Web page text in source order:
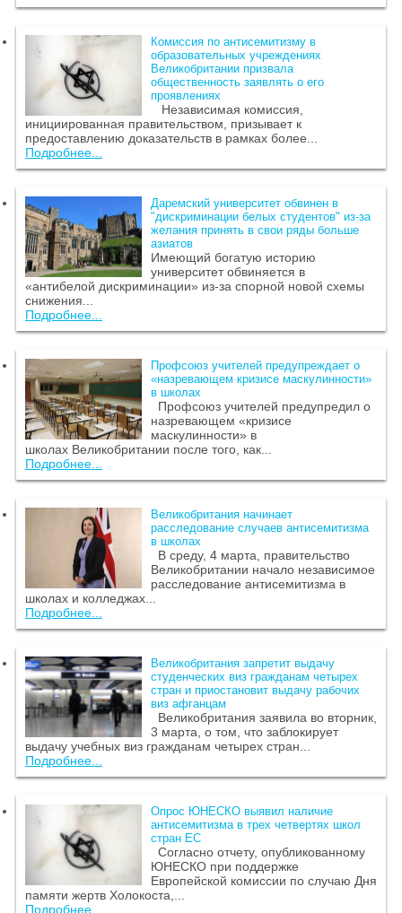
Комиссия по антисемитизму в
образовательных учреждениях
Великобритании призвала
общественность заявлять о его
проявлениях
Независимая комиссия,
инициированная правительством, призывает к
предоставлению доказательств в рамках более...
Подробнее...
Даремский университет обвинен в
"дискриминации белых студентов" из-за
желания принять в свои ряды больше
азиатов
Имеющий богатую историю
университет обвиняется в
«антибелой дискриминации» из-за спорной новой схемы
снижения...
Подробнее...
Профсоюз учителей предупреждает о
«назревающем кризисе маскулинности»
в школах
Профсоюз учителей предупредил о
назревающем «кризисе
маскулинности» в
школах Великобритании после того, как...
Подробнее...
Великобритания начинает
расследование случаев антисемитизма
в школах
В среду, 4 марта, правительство
Великобритании начало независимое
расследование антисемитизма в
школах и колледжах...
Подробнее...
Великобритания запретит выдачу
студенческих виз гражданам четырех
стран и приостановит выдачу рабочих
виз афганцам
Великобритания заявила во вторник,
3 марта, о том, что заблокирует
выдачу учебных виз гражданам четырех стран...
Подробнее...
Опрос ЮНЕСКО выявил наличие
антисемитизма в трех четвертях школ
стран ЕС
Согласно отчету, опубликованному
ЮНЕСКО при поддержке
Европейской комиссии по случаю Дня
памяти жертв Холокоста,...
Подробнее...